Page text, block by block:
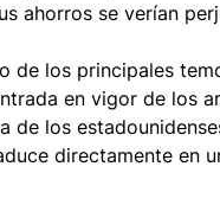
ahorros se verían
de los principales
en vigor de los
de los
directamente en